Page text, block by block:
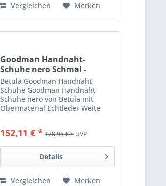
Vergleichen Merken
Goodman Handnaht-
Schuhe nero Schmal -
Betula
Betula Goodman Handnaht-
Schuhe Goodman Handnaht-
Schuhe nero von Betula mit
Obermaterial Echtleder Weite
bestellen. Hersteller: Betula
Artikelnummer: 765033 Modell:
152,11 € * 178,95 € *UVP
Details
Vergleichen Merken